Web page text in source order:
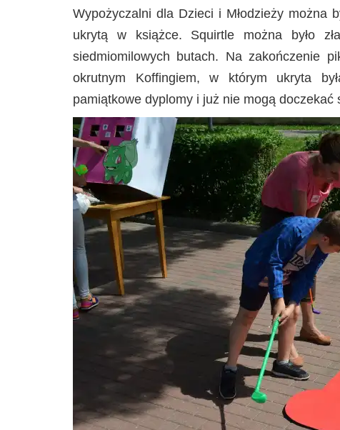
Wypożyczalni dla Dzieci i Młodzieży można
ukrytą w książce. Squirtle można było
siedmiomilowych butach. Na zakończenie
okrutnym Koffingiem, w którym ukryta
pamiątkowe dyplomy i już nie mogą